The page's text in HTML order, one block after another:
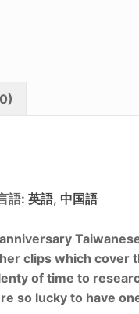
語: 英語 中国語
clips which cover
of time to
so lucky to have